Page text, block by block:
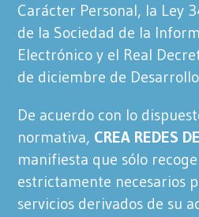
Carácter Personal, la Ley
de la Sociedad de la
Electrónico y el Real
de diciembre de
De acuerdo con lo
normativa, CREA REDES
manifiesta que sólo
estrictamente necesarios
servicios derivados de su